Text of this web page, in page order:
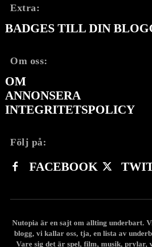
Extra:
BADGES TILL DIN
Om oss:
OM
ANNONSERA
INTEGRITETSPOLICY
Följ på:
FACEBOOK
Nutopia är en sajt om allting underbart.
blogg, vi kallar oss, tja, en lista av
Vare sig det är spel, film, musik, prylar,